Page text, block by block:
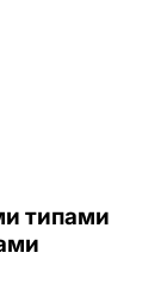
типами